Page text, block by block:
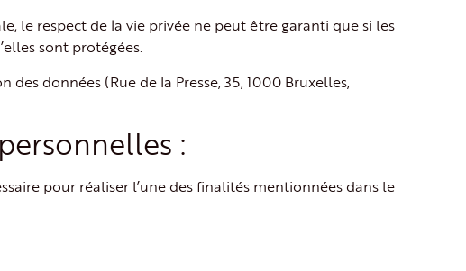
le respect de la vie privée ne peut être garanti que si les
sont protégées.
données (Rue de la Presse, 35, 1000 Bruxelles,
:
pour réaliser l’une des finalités mentionnées dans le